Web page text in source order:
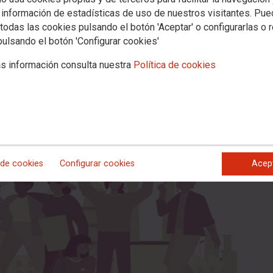
de estadísticas de uso de nuestros visitantes.
las cookies pulsando el botón 'Aceptar' o configurarlas o
el botón 'Configurar cookies'
información consulta nuestra Política de cookies
cookies Configurar cookies
vuelta al trabajo segura y
de larga duración
1º de Mayo (F1M) hemos trabajado y profundizado en la
busca aclarar el concepto de Incapacidad Temporal de Larga